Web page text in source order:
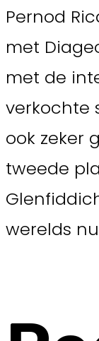
Pernod
met
met de
verkochte
ook zeker
tweede
werelds